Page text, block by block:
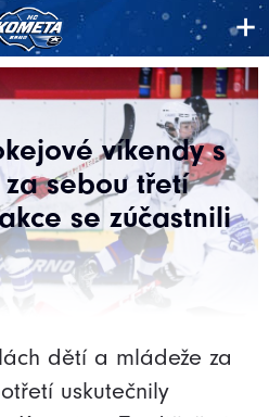
+
víkendy s
sebou třetí
se zúčastnili
dětí a mládeže za
uskutečnily